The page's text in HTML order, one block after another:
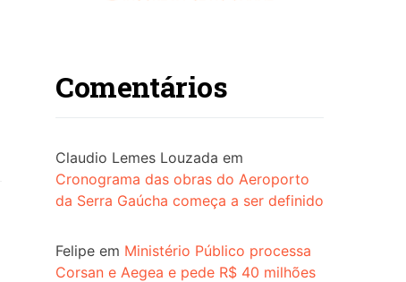
Comentários
Claudio Lemes Louzada em
Cronograma das obras do Aeroporto
da Serra Gaúcha começa a ser definido
Felipe em Ministério Público processa
Corsan e Aegea e pede R$ 40 milhões